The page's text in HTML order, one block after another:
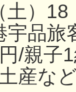
）18
品旅
/親子
産な